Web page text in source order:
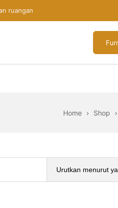
ruangan
Home Shop